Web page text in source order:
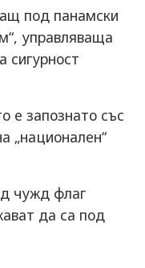
под панамски
управляваща
сигурност
е запознато със
„национален“
чужд флаг
да са под